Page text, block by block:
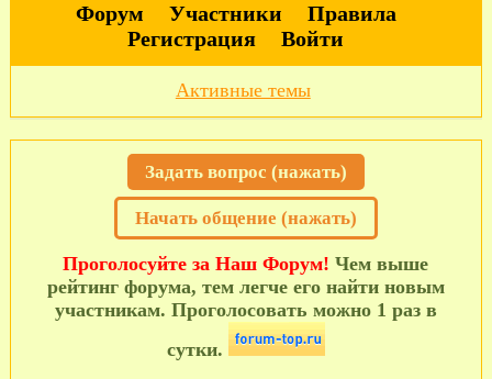
Форум Участники
Правила
Регистрация
Войти
Активные темы
Задать вопрос (нажать)
Начать общение (нажать)
Проголосуйте за Наш Форум! Чем выше
рейтинг форума, тем легче его найти новым
участникам. Проголосовать можно 1 раз в
сутки.